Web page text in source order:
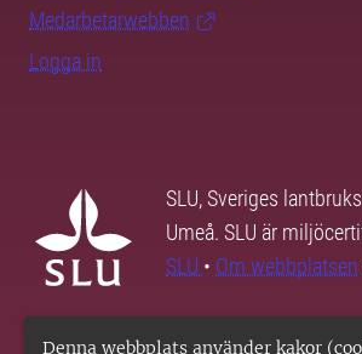
Denna webbplats använder kakor
Medarbetarwebben
Logga in
SLU, Sveriges
Umeå. SLU är
SLU • Om webbplatsen